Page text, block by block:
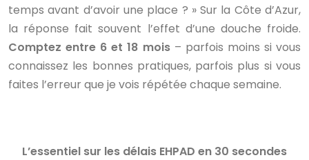
temps avant d’avoir une place ? » Sur la Côte d’Azur,
la réponse fait souvent l’effet d’une douche froide.
Comptez entre 6 et 18 mois– parfois moins si vous
connaissez les bonnes pratiques, parfois plus si vous
faites l’erreur que je vois répétée chaque semaine.
L’essentiel sur les délais EHPAD en 30 secondes